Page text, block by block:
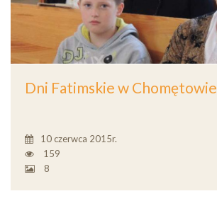
Dni Fatimskie w Chomętowie
10 czerwca 2015r.
159
8